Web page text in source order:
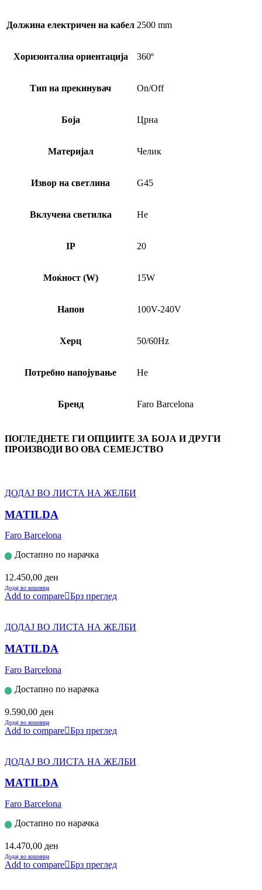
Должина електричен на кабел 2500 mm
Хоризонтална ориентација 360º
Тип на прекинувач On/Off
Боја Црна
Материјал Челик
Извор на светлина G45
Вклучена светилка Не
IP 20
Моќност (W) 15W
Напон 100V-240V
Херц 50/60Hz
Потребно напојување Не
Бренд Faro Barcelona
ПОГЛЕДНЕТЕ ГИ ОПЦИИТЕ ЗА БОЈА И ДРУГИ
ПРОИЗВОДИ ВО ОВА СЕМЕЈСТВО
ДОДАЈ ВО ЛИСТА НА ЖЕЛБИ
MATILDA
Faro Barcelona
Достапно по нарачка
12.450,00 ден
Додај во кошница
Add to compare Брз преглед
ДОДАЈ ВО ЛИСТА НА ЖЕЛБИ
MATILDA
Faro Barcelona
Достапно по нарачка
9.590,00 ден
Додај во кошница
Add to compare Брз преглед
ДОДАЈ ВО ЛИСТА НА ЖЕЛБИ
MATILDA
Faro Barcelona
Достапно по нарачка
14.470,00 ден
Додај во кошница
Add to compare Брз преглед